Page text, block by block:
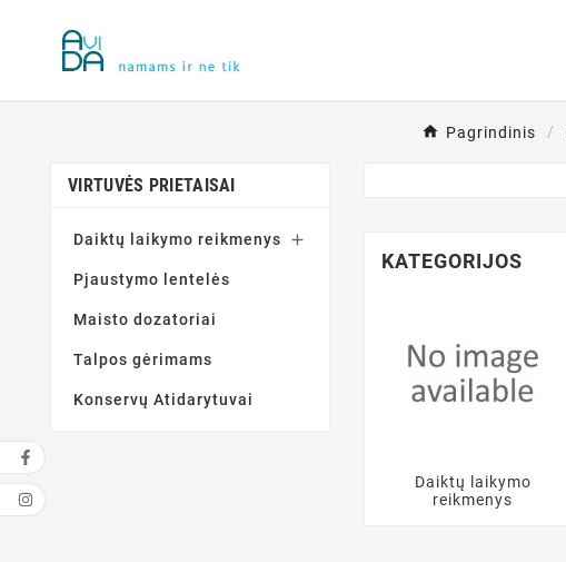
Pagrindinis
VIRTUVĖS PRIETAISAI
Daiktų laikymo reikmenys 
Pjaustymo lentelės
Maisto dozatoriai
Talpos gėrimams
Konservų Atidarytuvai
KATEGORIJOS
Daiktų laikymo
reikmenys